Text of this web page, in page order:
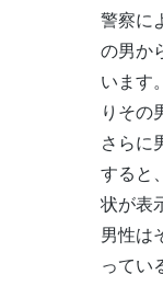
警察に
の男か
います
りその
さらに
すると
状が表
男性は
ってい